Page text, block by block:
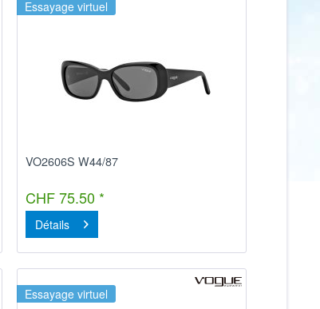
Essayage virtuel
VO2606S W44/87
CHF 75.50 *
Détails
Essayage virtuel